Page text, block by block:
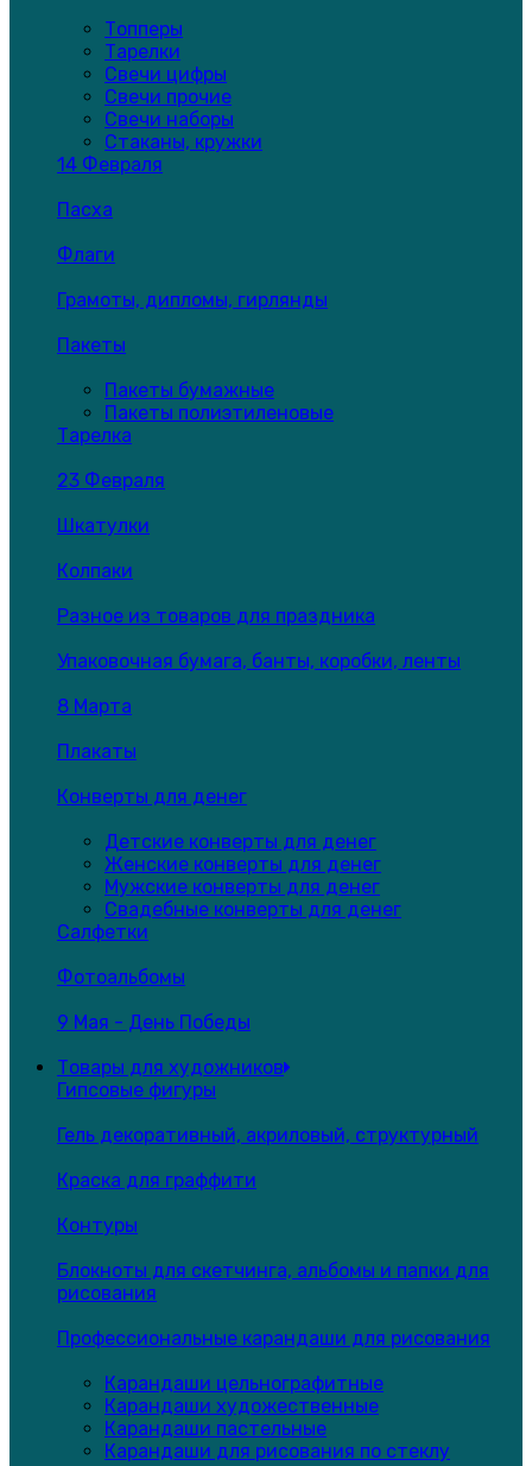
Топперы
Тарелки
Свечи цифры
Свечи прочие
Свечи наборы
Стаканы, кружки
14 Февраля
Пасха
Флаги
Грамоты, дипломы, гирлянды
Пакеты
Пакеты бумажные
Пакеты полиэтиленовые
Тарелка
23 Февраля
Шкатулки
Колпаки
Разное из товаров для праздника
Упаковочная бумага, банты, коробки, ленты
8 Марта
Плакаты
Конверты для денег
Детские конверты для денег
Женские конверты для денег
Мужские конверты для денег
Свадебные конверты для денег
Салфетки
Фотоальбомы
9 Мая - День Победы
Товары для художников
Гипсовые фигуры
Гель декоративный, акриловый, структурный
Краска для граффити
Контуры
Блокноты для скетчинга, альбомы и папки для
рисования
Профессиональные карандаши для рисования
Карандаши цельнографитные
Карандаши художественные
Карандаши пастельные
Карандаши для рисования по стеклу